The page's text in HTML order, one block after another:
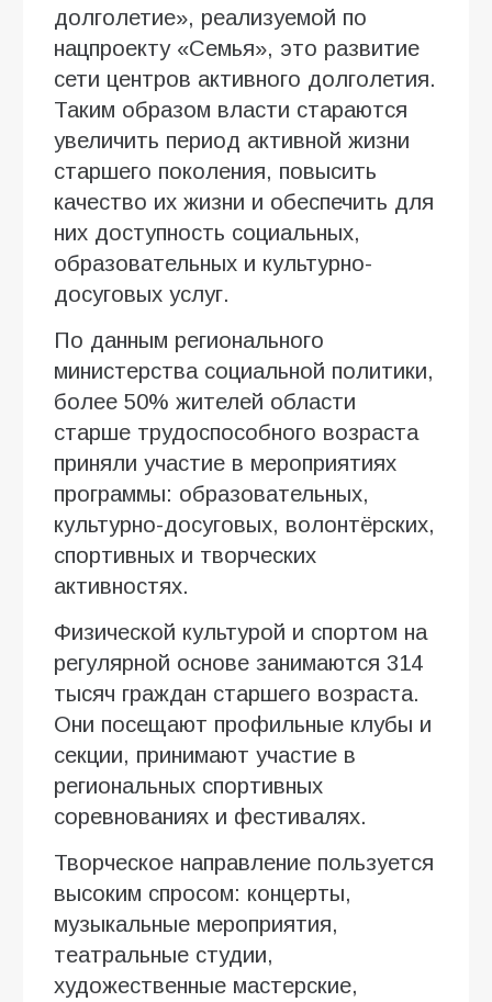
долголетие», реализуемой по
нацпроекту «Семья», это развитие
сети центров активного долголетия.
Таким образом власти стараются
увеличить период активной жизни
старшего поколения, повысить
качество их жизни и обеспечить для
них доступность социальных,
образовательных и культурно-
досуговых услуг.
По данным регионального
министерства социальной политики,
более 50% жителей области
старше трудоспособного возраста
приняли участие в мероприятиях
программы: образовательных,
культурно-досуговых, волонтёрских,
спортивных и творческих
активностях.
Физической культурой и спортом на
регулярной основе занимаются 314
тысяч граждан старшего возраста.
Они посещают профильные клубы и
секции, принимают участие в
региональных спортивных
соревнованиях и фестивалях.
Творческое направление пользуется
высоким спросом: концерты,
музыкальные мероприятия,
театральные студии,
художественные мастерские,